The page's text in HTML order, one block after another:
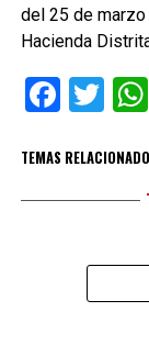
del 25 de
Hacienda
TEMAS